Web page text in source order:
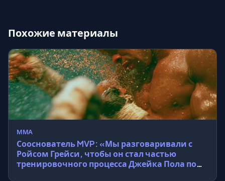
Похожие материалы
MMA
Сооснователь MVP: «Мы разговаривали с
Ройсом Грейси, чтобы он стал частью
тренировочного процесса Джейка Пола по